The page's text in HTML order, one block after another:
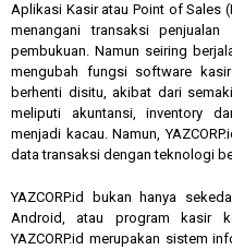
Aplikasi Kasir atau Point of Sales
menangani transaksi
pembukuan. Namun seiring
mengubah fungsi software
berhenti disitu, akibat dari
meliputi akuntansi, inventory
menjadi kacau. Namun,
data transaksi dengan teknologi
YAZCORP.id bukan hanya
Android, atau program kasir
YAZCORP.id merupakan sistem